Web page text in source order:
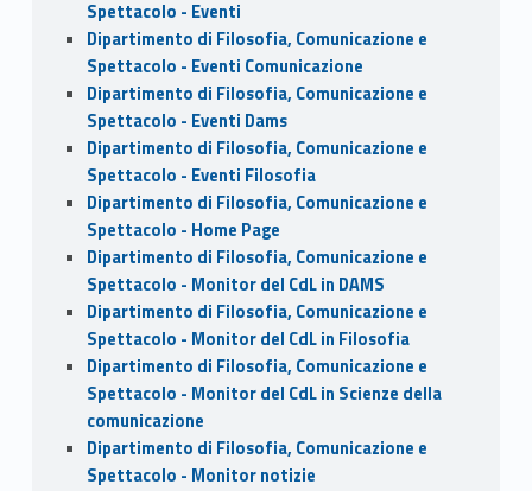
Spettacolo - Eventi
Dipartimento di Filosofia, Comunicazione e
Spettacolo - Eventi Comunicazione
Dipartimento di Filosofia, Comunicazione e
Spettacolo - Eventi Dams
Dipartimento di Filosofia, Comunicazione e
Spettacolo - Eventi Filosofia
Dipartimento di Filosofia, Comunicazione e
Spettacolo - Home Page
Dipartimento di Filosofia, Comunicazione e
Spettacolo - Monitor del CdL in DAMS
Dipartimento di Filosofia, Comunicazione e
Spettacolo - Monitor del CdL in Filosofia
Dipartimento di Filosofia, Comunicazione e
Spettacolo - Monitor del CdL in Scienze della
comunicazione
Dipartimento di Filosofia, Comunicazione e
Spettacolo - Monitor notizie